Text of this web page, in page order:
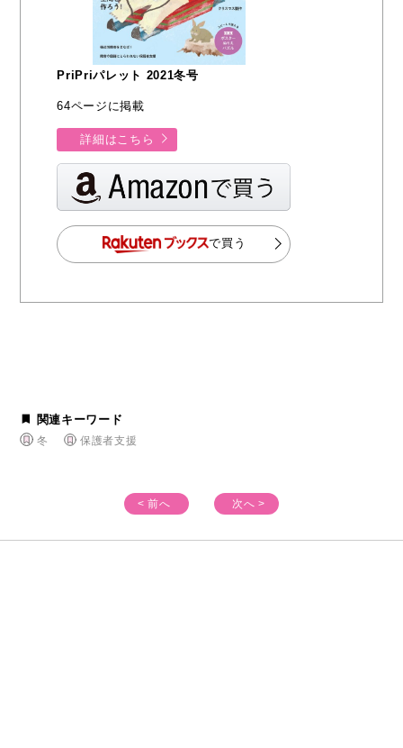
PriPriパレット 2021冬号
64ページに掲載
詳細はこちら
で買う
関連キーワード
冬 保護者支援
< 前へ 次へ >